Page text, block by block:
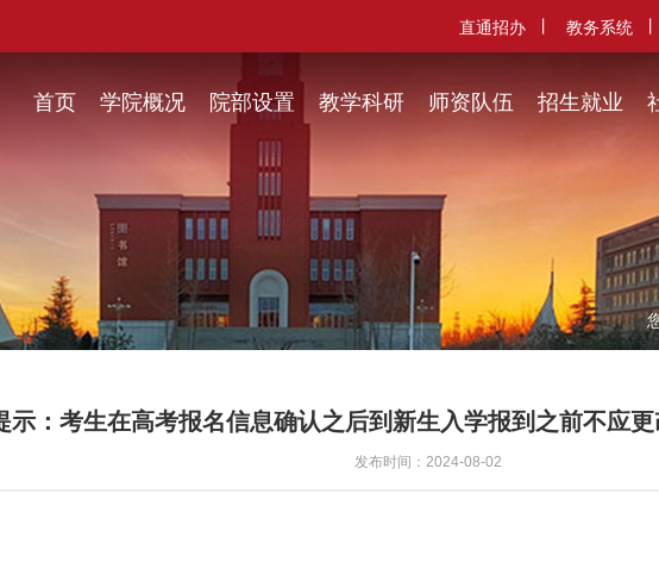
直通招办 教务系统
首页 学院概况 院部设置 教学科研 师资队伍 招生就业
示：考生在高考报名信息确认之后到新生入学报到之前不应
发布时间：2024-08-02